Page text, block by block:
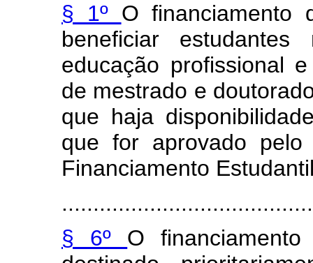
§ 1º O
beneficiar
educação profissional
de mestrado e
que haja
que for aprovado
Financiamento
§ 6º O